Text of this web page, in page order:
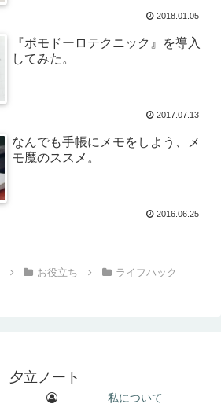
2018.01.05
『ポモドーロテクニック』を導入
してみた。
2017.07.13
なんでも手帳にメモをしよう、メ
モ魔のススメ。
2016.06.25
お役立ち ライフハック
夕立ノート
私について